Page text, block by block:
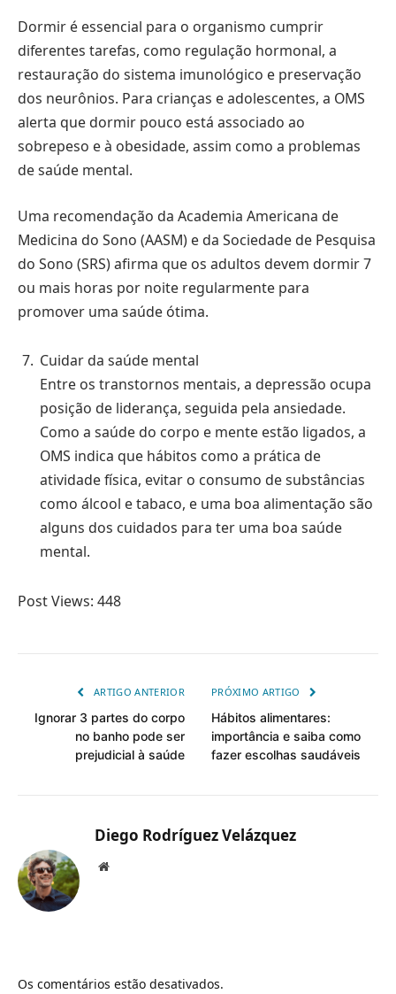
Dormir é essencial para o organismo cumprir
diferentes tarefas, como regulação hormonal, a
restauração do sistema imunológico e preservação
dos neurônios. Para crianças e adolescentes, a OMS
alerta que dormir pouco está associado ao
sobrepeso e à obesidade, assim como a problemas
de saúde mental.
Uma recomendação da Academia Americana de
Medicina do Sono (AASM) e da Sociedade de Pesquisa
do Sono (SRS) afirma que os adultos devem dormir 7
ou mais horas por noite regularmente para
promover uma saúde ótima.
Cuidar da saúde mental
Entre os transtornos mentais, a depressão ocupa
posição de liderança, seguida pela ansiedade.
Como a saúde do corpo e mente estão ligados, a
OMS indica que hábitos como a prática de
atividade física, evitar o consumo de substâncias
como álcool e tabaco, e uma boa alimentação são
alguns dos cuidados para ter uma boa saúde
mental.
Post Views: 448
ARTIGO ANTERIOR
Ignorar 3 partes do corpo
no banho pode ser
prejudicial à saúde
PRÓXIMO ARTIGO
Hábitos alimentares:
importância e saiba como
fazer escolhas saudáveis
Diego Rodríguez Velázquez
Website
Os comentários estão desativados.